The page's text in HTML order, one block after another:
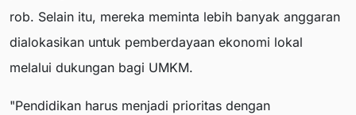
rob. Selain itu, mereka meminta lebih banyak anggaran
dialokasikan untuk pemberdayaan ekonomi lokal
melalui dukungan bagi UMKM.
"Pendidikan harus menjadi prioritas dengan